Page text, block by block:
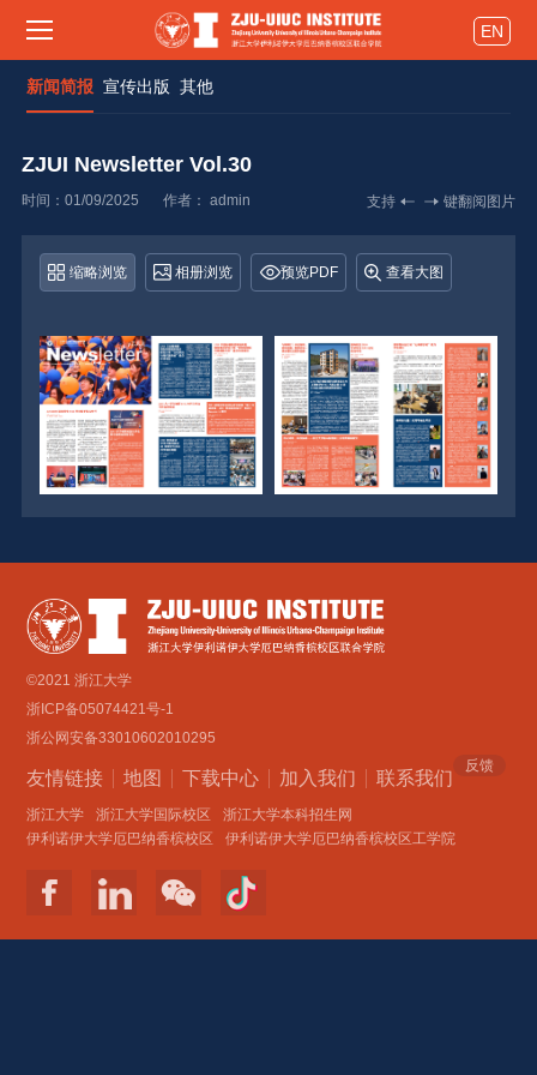
EN
新闻简报 宣传出版 其他
ZJUI Newsletter Vol.30
时间：01/09/2025 作者： admin 支持 键翻阅图片
缩略浏览 相册浏览 预览PDF 查看大图
©2021 浙江大学
浙ICP备05074421号-1
浙公网安备33010602010295
友情链接 地图 下载中心 加入我们 联系我们
反馈
浙江大学 浙江大学国际校区
浙江大学本科招生网
伊利诺伊大学厄巴纳香槟校区
伊利诺伊大学厄巴纳香槟校区工学院